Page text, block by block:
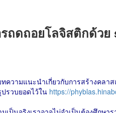
ถดถอยโลจิสติกด้วย
ความแนะนำเกี่ยวกับการสร้างคลา
รวบยอดไว้ใน https://